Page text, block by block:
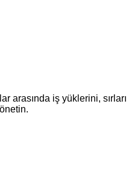
arasında iş yüklerini, sırları